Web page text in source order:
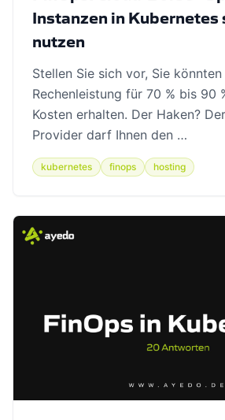
Instanzen in Kubernetes
nutzen
Stellen Sie sich vor, Sie
Rechenleistung für 70 % bis 90
Kosten erhalten. Der Haken?
Provider darf Ihnen den …
kubernetes finops hosting